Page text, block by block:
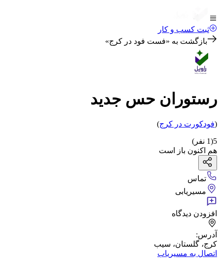
ثبت کسب و کار
بازگشت به «فست فود در کرج»
رستوران حس جدید
(فودکورت در کرج)
5
(
1 نفر)
هم اکنون باز است
تماس
مسیریابی
افزودن دیدگاه
آدرس:
کرج، گلستان، سیب
اتصال به مسیریاب